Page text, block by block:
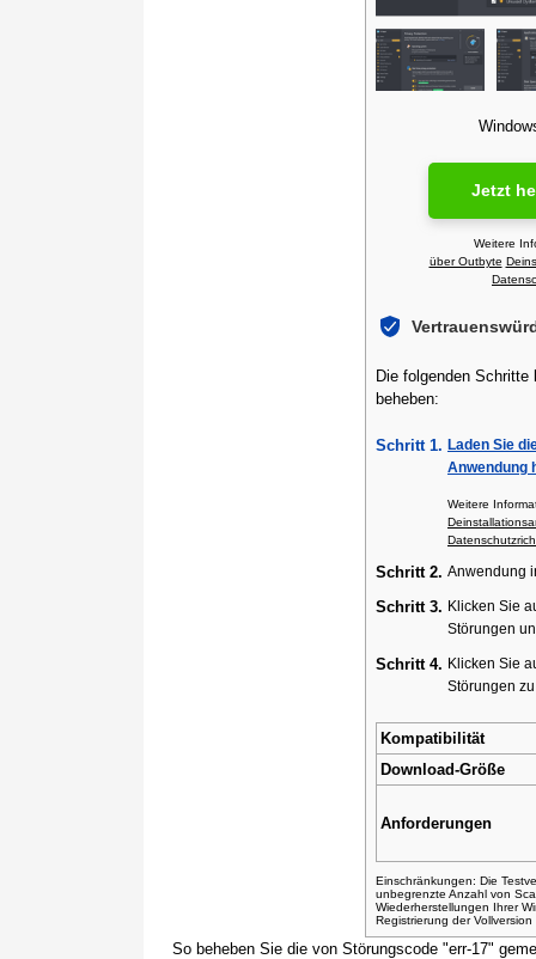
So beheben Sie die von Störungscode "err-17"
Jetzt
Weitere
über Outbyte
Die folgenden Schritte
beheben:
Schritt 1. Laden Sie
Anwendung
Weitere
Schritt 2. Anwendung
Schritt 3. Klicken Sie
Störungen
Schritt 4. Klicken Sie
Störungen
Kompatibilität
Download-Größe
Anforderungen
Einschränkungen: Die
unbegrenzte Anzahl von
Wiederherstellungen Ihrer
Registrierung der